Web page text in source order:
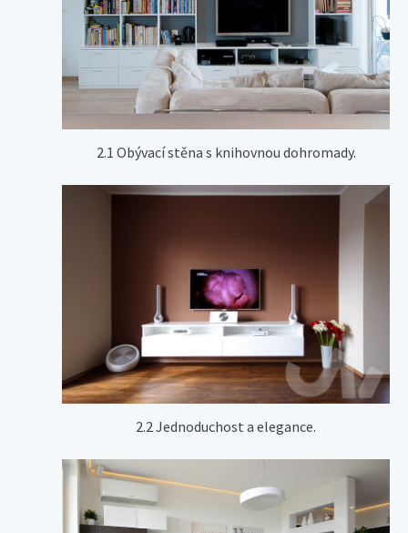
2.1 Obývací stěna s knihovnou dohromady.
2.2 Jednoduchost a elegance.